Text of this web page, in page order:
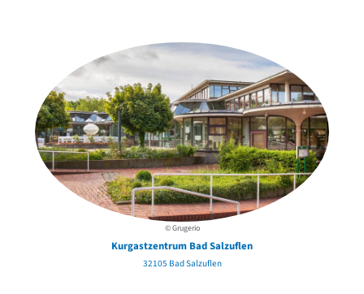
© Grugerio
Kurgastzentrum Bad Salzuflen
32105 Bad Salzuflen